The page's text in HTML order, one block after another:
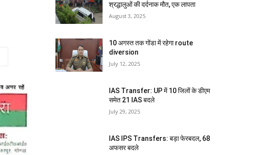
श्रद्धालुओं की दर्दनाक मौत, एक लापता
August 3, 2025
10 अगस्त तक गोंडा में रहेगा route
diversion
July 12, 2025
IAS Transfer: UP में 10 जिलों के डीएम
समेत 21 IAS बदले
July 29, 2025
IAS IPS Transfers: बड़ा फेरबदल, 68
अफसर बदले